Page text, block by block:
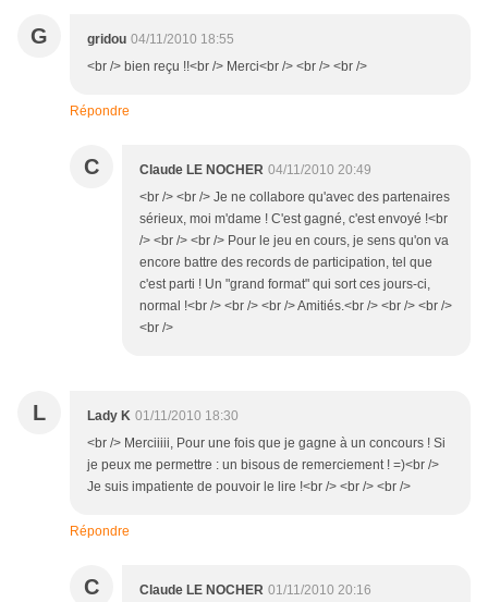
G gridou 04/11/2010 18:55
<br /> bien reçu !!<br /> Merci<br /> <br /> <br />
Répondre
C Claude LE NOCHER 04/11/2010 20:49
<br /> <br /> Je ne collabore qu'avec des partenaires
sérieux, moi m'dame ! C'est gagné, c'est envoyé !<br
/> <br /> <br /> Pour le jeu en cours, je sens qu'on va
encore battre des records de participation, tel que
c'est parti ! Un "grand format" qui sort ces jours-ci,
normal !<br /> <br /> <br /> Amitiés.<br /> <br /> <br />
<br />
L Lady K 01/11/2010 18:30
<br /> Merciiiii, Pour une fois que je gagne à un concours ! Si
je peux me permettre : un bisous de remerciement ! =)<br />
Je suis impatiente de pouvoir le lire !<br /> <br /> <br />
Répondre
C Claude LE NOCHER 01/11/2010 20:16